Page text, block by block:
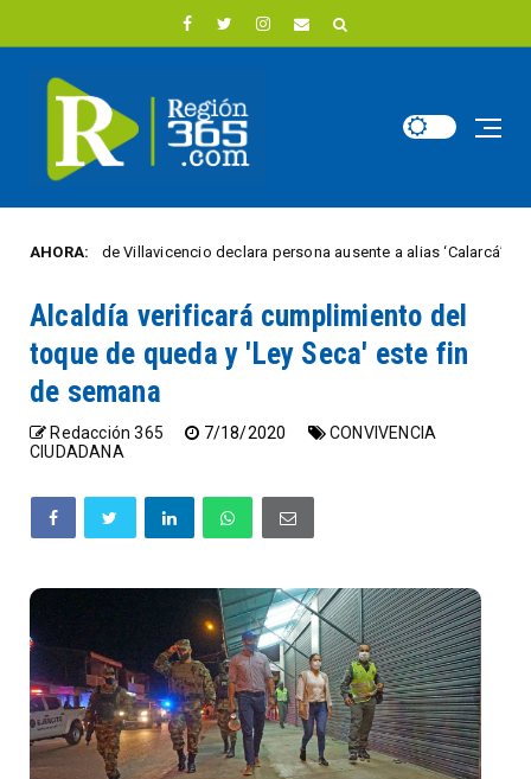
AHORA:
de Villavicencio declara persona ausente a alias ‘Calarcá’
Alcaldía verificará cumplimiento del
toque de queda y 'Ley Seca' este fin
de semana
Redacción 365 7/18/2020
CONVIVENCIA
CIUDADANA